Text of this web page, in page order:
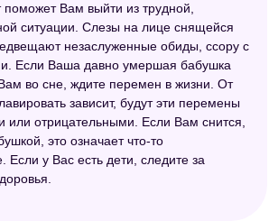
Вам выйти из трудной,
ситуации. Слезы на лице снящейся
незаслуженные обиды, ссору с
Если Ваша давно умершая бабушка
Вам во сне, ждите перемен в жизни. От
зависит, будут эти перемены
или отрицательными. Если Вам снится,
это означает что-то
Если у Вас есть дети, следите за